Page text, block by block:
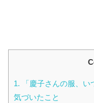
1. 「慶子さんの服、
気づいたこと